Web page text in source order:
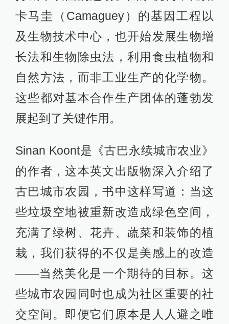
卡马圭（Camaguey）的基因工程以
及生物技术中心，也开始发展生物增
长法和生物除虫法，利用食虫植物和
自然方法，而非工业生产的化学物。
这些都对基本合作生产团体的蓬勃发
展起到了关键作用。
Sinan Koont是《古巴永续城市农业》
的作者，这本英文出版物深入介绍了
古巴城市农园，书中这样写道：当这
些垃圾空地被重新改造成绿色空间，
充满了绿树、花卉、蔬菜和装饰的植
栽，我们获得的不仅是美感上的改造
——当然美化是一个期待的目标。这
些城市农园同时也成为社区重要的社
交空间。即便它们原本是人人避之唯